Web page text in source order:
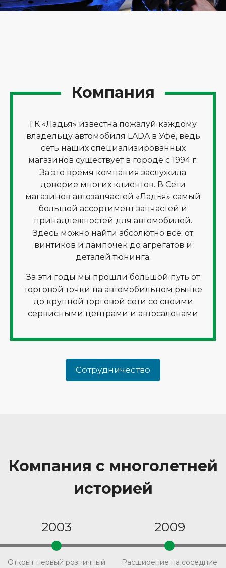
Компания
ГК «Ладья» известна пожалуй каждому
владельцу автомобиля LADA в Уфе, ведь
сеть наших специализированных
магазинов существует в городе с 1994 г.
За это время компания заслужила
доверие многих клиентов. В Сети
магазинов автозапчастей «Ладья» самый
большой ассортимент запчастей и
принадлежностей для автомобилей.
Здесь можно найти абсолютно всё: от
винтиков и лампочек до агрегатов и
деталей тюнинга.
За эти годы мы прошли большой путь от
торговой точки на автомобильном рынке
до крупной торговой сети со своими
сервисными центрами и автосалонами
Сотрудничество
Компания с многолетней
историей
2009
Расширение на соседние
2011
Открытие первого